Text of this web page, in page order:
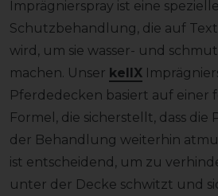
Imprägnierspray ist eine spezielle
Schutzbehandlung, die auf
wird, um sie wasser- und
machen. Unser kellX
Pferdedecken basiert auf einer
Formel, die sicherstellt, dass die
der Behandlung weiterhin
ist entscheidend, um zu
unter der Decke schwitzt und